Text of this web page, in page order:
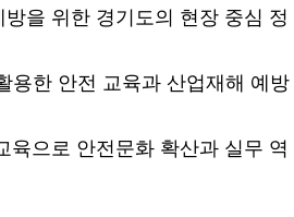
위한 경기도의 현장 중심 정
한 안전 교육과 산업재해 예방
으로 안전문화 확산과 실무 역